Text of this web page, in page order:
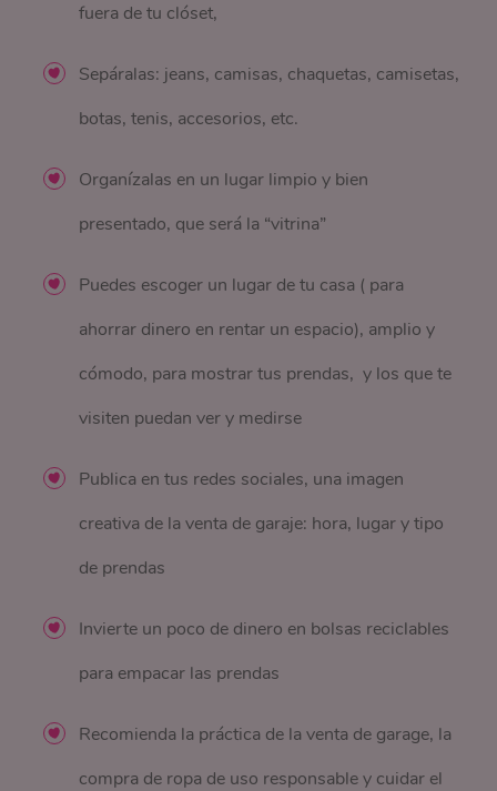
fuera de tu clóset,
Sepáralas: jeans, camisas, chaquetas, camisetas,
botas, tenis, accesorios, etc.
Organízalas en un lugar limpio y bien
presentado, que será la “vitrina”
Puedes escoger un lugar de tu casa ( para
ahorrar dinero en rentar un espacio), amplio y
cómodo, para mostrar tus prendas, y los que te
visiten puedan ver y medirse
Publica en tus redes sociales, una imagen
creativa de la venta de garaje: hora, lugar y tipo
de prendas
Invierte un poco de dinero en bolsas reciclables
para empacar las prendas
Recomienda la práctica de la venta de garage, la
compra de ropa de uso responsable y cuidar el